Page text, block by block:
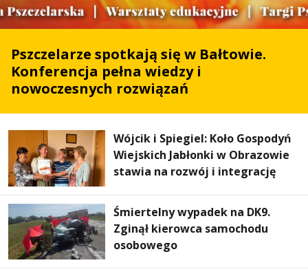
Pszczelarze spotkają się w Bałtowie.
Konferencja pełna wiedzy i
nowoczesnych rozwiązań
Wójcik i Spiegiel: Koło Gospodyń
Wiejskich Jabłonki w Obrazowie
stawia na rozwój i integrację
Śmiertelny wypadek na DK9.
Zginął kierowca samochodu
osobowego